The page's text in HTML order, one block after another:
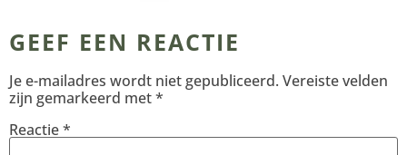
GEEF EEN REACTIE
Je e-mailadres wordt niet gepubliceerd. Vereiste velden
zijn gemarkeerd met*
Reactie*